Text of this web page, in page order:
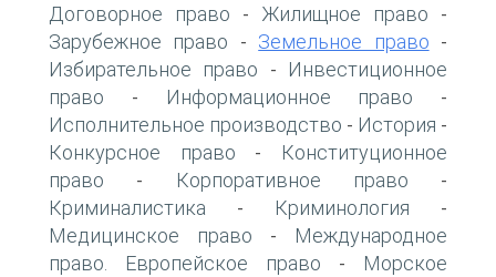
Договорное право - Жилищное право -
Зарубежное право - Земельное право -
Избирательное право -
Инвестиционное
право - Информационное право -
Исполнительное производство - История -
Конкурсное право -
Конституционное
право - Корпоративное право -
Криминалистика - Криминология -
Медицинское право -
Международное
право. Европейское право -
Морское